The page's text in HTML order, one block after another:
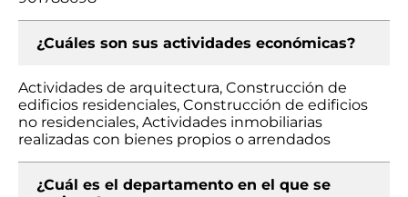
¿Cuáles son sus actividades económicas?
Actividades de arquitectura, Construcción de
edificios residenciales, Construcción de edificios
no residenciales, Actividades inmobiliarias
realizadas con bienes propios o arrendados
¿Cuál es el departamento en el que se